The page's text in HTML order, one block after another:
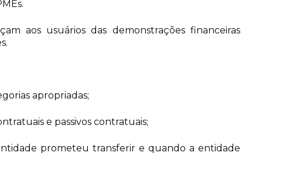
aos usuários das demonstrações financeiras
apropriadas;
e passivos contratuais;
prometeu transferir e quando a entidade